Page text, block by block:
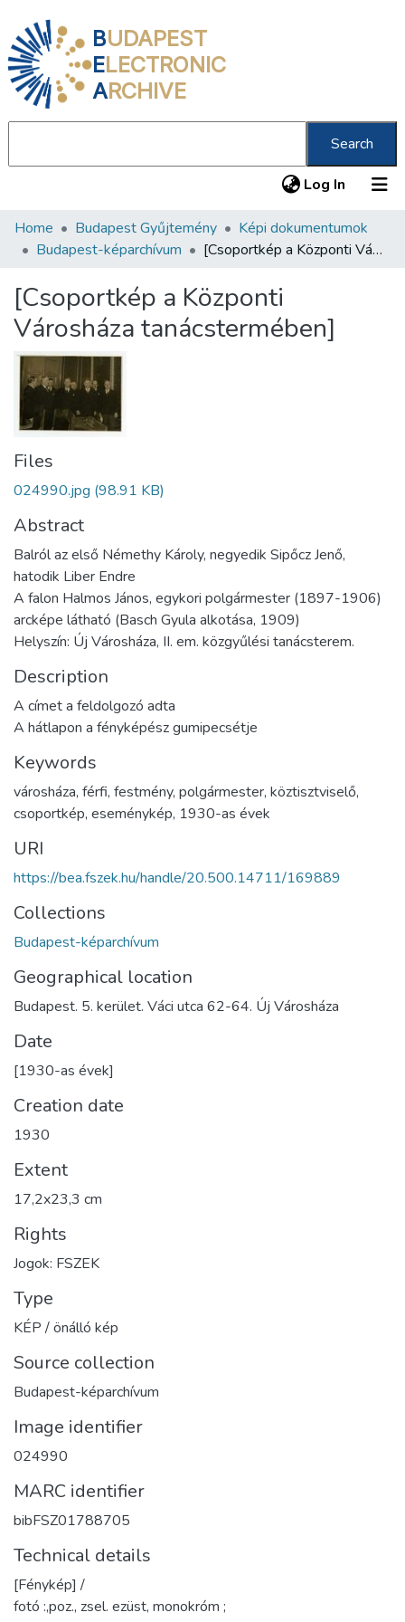
BUDAPEST
ELECTRONIC
ARCHIVE
Search
Log In (current)
Communities & Collections
Statistics
About us
Home Budapest Gyűjtemény
Képi dokumentumok
Budapest-képarchívum
[Csoportkép a Központi Városháza tanácstermében]
[Csoportkép a Központi
Városháza tanácstermében]
Files
024990.jpg (98.91 KB)
Abstract
Balról az első Némethy Károly, negyedik Sipőcz Jenő,
hatodik Liber Endre
A falon Halmos János, egykori polgármester (1897-1906)
arcképe látható (Basch Gyula alkotása, 1909)
Helyszín: Új Városháza, II. em. közgyűlési tanácsterem.
Description
A címet a feldolgozó adta
A hátlapon a fényképész gumipecsétje
Keywords
városháza, férfi, festmény, polgármester, köztisztviselő,
csoportkép, eseménykép, 1930-as évek
URI
https://bea.fszek.hu/handle/20.500.14711/169889
Collections
Budapest-képarchívum
Geographical location
Budapest. 5. kerület. Váci utca 62-64. Új Városháza
Date
[1930-as évek]
Creation date
1930
Extent
17,2x23,3 cm
Rights
Jogok: FSZEK
Type
KÉP / önálló kép
Source collection
Budapest-képarchívum
Image identifier
024990
MARC identifier
bibFSZ01788705
Technical details
[Fénykép] /
fotó :,poz., zsel. ezüst, monokróm ;